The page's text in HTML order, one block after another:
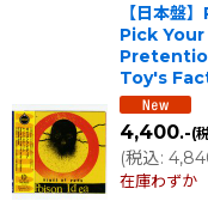
【日本
Pick
Toy's
4,400.-(
(税込:
在庫わずか